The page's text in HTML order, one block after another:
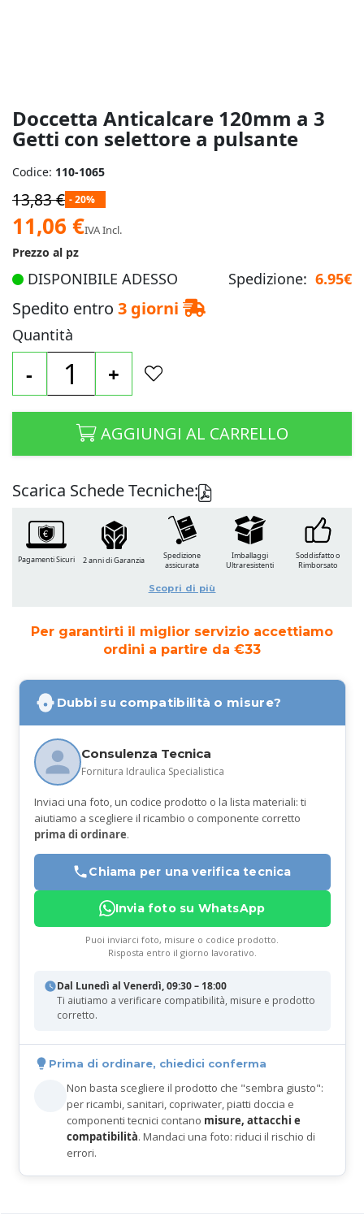
Doccetta Anticalcare 120mm a 3
Getti con selettore a pulsante
Codice: 110-1065
13,83 € - 20%
Prezzo
speciale
11,06 €IVA Incl.
Prezzo al pz
DISPONIBILE ADESSO Spedizione: 6.95€
Spedito entro 3 giorni
Quantità
- +
AGGIUNGI AL CARRELLO
Scarica Schede Tecniche:
Per garantirti il miglior servizio accettiamo
ordini a partire da €33
Dubbi su compatibilità o misure?
Consulenza Tecnica
Fornitura Idraulica Specialistica
Inviaci una foto, un codice prodotto o la lista materiali: ti
aiutiamo a scegliere il ricambio o componente corretto
prima di ordinare.
Chiama per una verifica tecnica
Invia foto su WhatsApp
Puoi inviarci foto, misure o codice prodotto.
Risposta entro il giorno lavorativo.
Dal Lunedì al Venerdì, 09:30 – 18:00
Ti aiutiamo a verificare compatibilità, misure e prodotto
corretto.
Prima di ordinare, chiedici conferma
Non basta scegliere il prodotto che "sembra giusto":
per ricambi, sanitari, copriwater, piatti doccia e
componenti tecnici contano misure, attacchi e
compatibilità. Mandaci una foto: riduci il rischio di
errori.
Pagamenti Sicuri 2 anni di Garanzia
Spedizione
assicurata
Imballaggi
Ultraresistenti
Soddisfatto o
Rimborsato
Scopri di più